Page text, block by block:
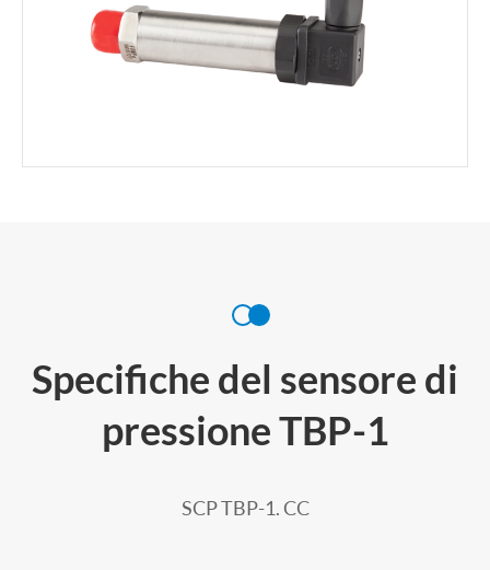
Specifiche del sensore di
pressione TBP-1
SCP TBP-1. CC